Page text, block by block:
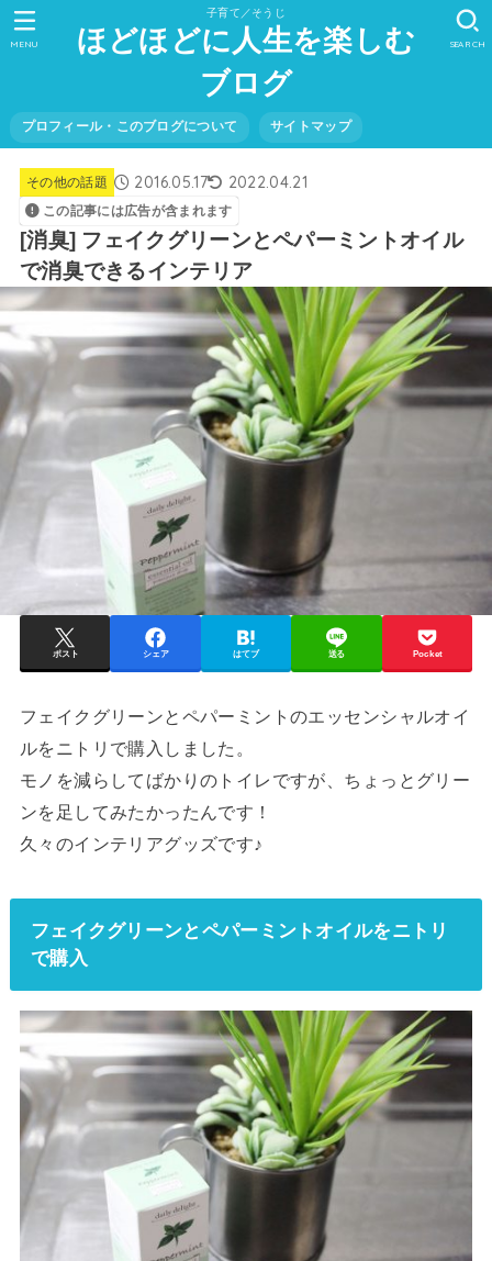
子育て／そうじ
ほどほどに人生を楽しむ
ブログ
プロフィール・このブログについて サイトマップ
SEARCH
MENU
その他の話題 2016.05.17 2022.04.21
この記事には広告が含まれます
[消臭] フェイクグリーンとペパーミントオイル
で消臭できるインテリア
ポスト シェア はてブ 送る Pocket
フェイクグリーンとペパーミントのエッセンシャルオイ
ルをニトリで購入しました。
モノを減らしてばかりのトイレですが、ちょっとグリー
ンを足してみたかったんです！
久々のインテリアグッズです♪
フェイクグリーンとペパーミントオイルをニトリ
で購入